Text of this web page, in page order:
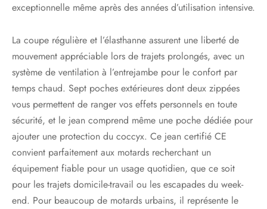
exceptionnelle même après des années d’utilisation intensive.
La coupe régulière et l’élasthanne assurent une liberté de
mouvement appréciable lors de trajets prolongés, avec un
système de ventilation à l’entrejambe pour le confort par
temps chaud. Sept poches extérieures dont deux zippées
vous permettent de ranger vos effets personnels en toute
sécurité, et le jean comprend même une poche dédiée pour
ajouter une protection du coccyx. Ce jean certifié CE
convient parfaitement aux motards recherchant un
équipement fiable pour un usage quotidien, que ce soit
pour les trajets domicile-travail ou les escapades du week-
end. Pour beaucoup de motards urbains, il représente le